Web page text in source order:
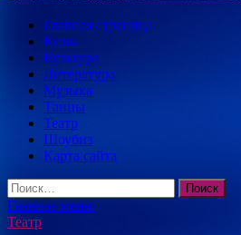
Главная страница
Кино
Культура
Литература
Музыка
Танцы
Театр
Шоубиз
Карта сайта
Найти:
Главное меню
Театр